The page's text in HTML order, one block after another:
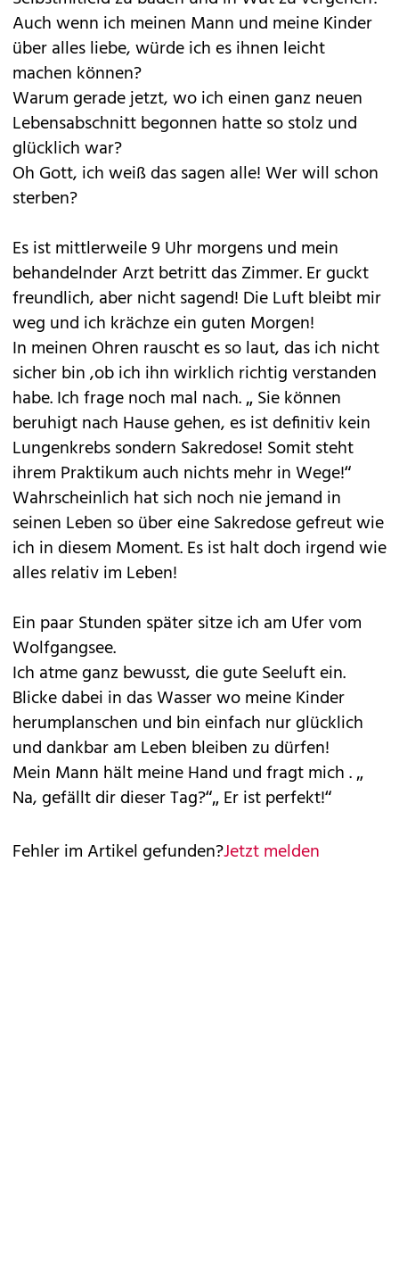
Auch wenn ich meinen Mann und meine Kinder
über alles liebe, würde ich es ihnen leicht
machen können?
Warum gerade jetzt, wo ich einen ganz neuen
Lebensabschnitt begonnen hatte so stolz und
glücklich war?
Oh Gott, ich weiß das sagen alle! Wer will schon
sterben?
Es ist mittlerweile 9 Uhr morgens und mein
behandelnder Arzt betritt das Zimmer. Er guckt
freundlich, aber nicht sagend! Die Luft bleibt mir
weg und ich krächze ein guten Morgen!
In meinen Ohren rauscht es so laut, das ich nicht
sicher bin ,ob ich ihn wirklich richtig verstanden
habe. Ich frage noch mal nach. „ Sie können
beruhigt nach Hause gehen, es ist definitiv kein
Lungenkrebs sondern Sakredose! Somit steht
ihrem Praktikum auch nichts mehr in Wege!“
Wahrscheinlich hat sich noch nie jemand in
seinen Leben so über eine Sakredose gefreut wie
ich in diesem Moment. Es ist halt doch irgend wie
alles relativ im Leben!
Ein paar Stunden später sitze ich am Ufer vom
Wolfgangsee.
Ich atme ganz bewusst, die gute Seeluft ein.
Blicke dabei in das Wasser wo meine Kinder
herumplanschen und bin einfach nur glücklich
und dankbar am Leben bleiben zu dürfen!
Mein Mann hält meine Hand und fragt mich . „
Na, gefällt dir dieser Tag?“„ Er ist perfekt!“
Fehler im Artikel gefunden?Jetzt melden